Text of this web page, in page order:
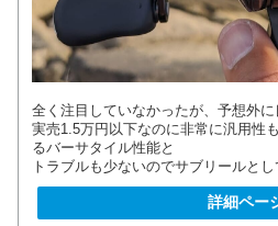
全く注目していなかったが、予想外に
実売1.5万円以下なのに非常に汎用性
るバーサタイル性能と
トラブルも少ないのでサブリールとし
詳細ペー